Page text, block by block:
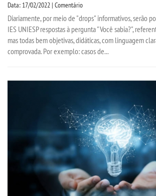
PORTARIAS
PORTAL DE ALUNOS
PORTAL DE PROFESSORES/ACADÊMICO
Data: 17/02/2022 | Comentário
Diariamente, por meio de "drops" informativos, serão
IES UNIESP respostas à pergunta "Você sabia?",
mas todas bem objetivas, didáticas, com linguagem
comprovada. Por exemplo: casos de...